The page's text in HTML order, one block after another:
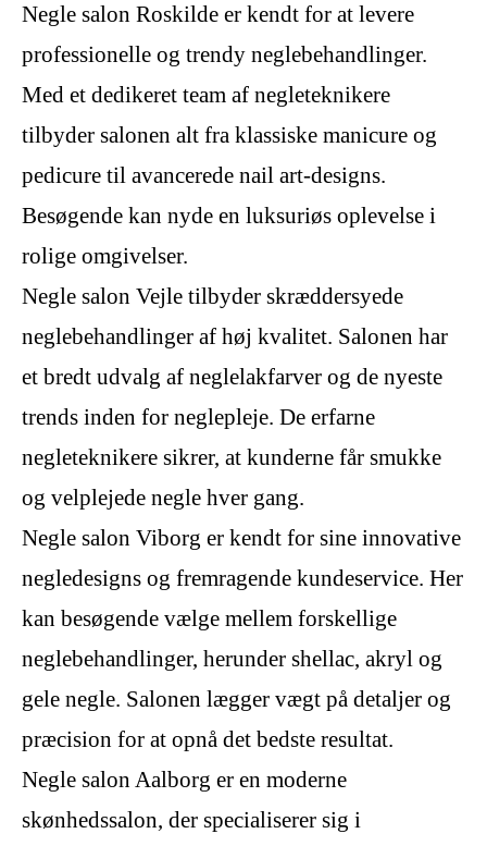
Negle salon Roskilde er kendt for at levere
professionelle og trendy neglebehandlinger.
Med et dedikeret team af negleteknikere
tilbyder salonen alt fra klassiske manicure og
pedicure til avancerede nail art-designs.
Besøgende kan nyde en luksuriøs oplevelse i
rolige omgivelser.
Negle salon Vejle tilbyder skræddersyede
neglebehandlinger af høj kvalitet. Salonen har
et bredt udvalg af neglelakfarver og de nyeste
trends inden for neglepleje. De erfarne
negleteknikere sikrer, at kunderne får smukke
og velplejede negle hver gang.
Negle salon Viborg er kendt for sine innovative
negledesigns og fremragende kundeservice. Her
kan besøgende vælge mellem forskellige
neglebehandlinger, herunder shellac, akryl og
gele negle. Salonen lægger vægt på detaljer og
præcision for at opnå det bedste resultat.
Negle salon Aalborg er en moderne
skønhedssalon, der specialiserer sig i